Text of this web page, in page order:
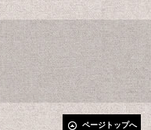
ページトップへ